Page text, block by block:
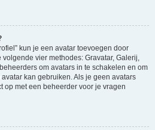
kun je een avatar toevoegen door
vier methodes: Gravatar, Galerij,
om avatars in te schakelen en om
kan gebruiken. Als je geen avatars
op met een beheerder voor je vragen